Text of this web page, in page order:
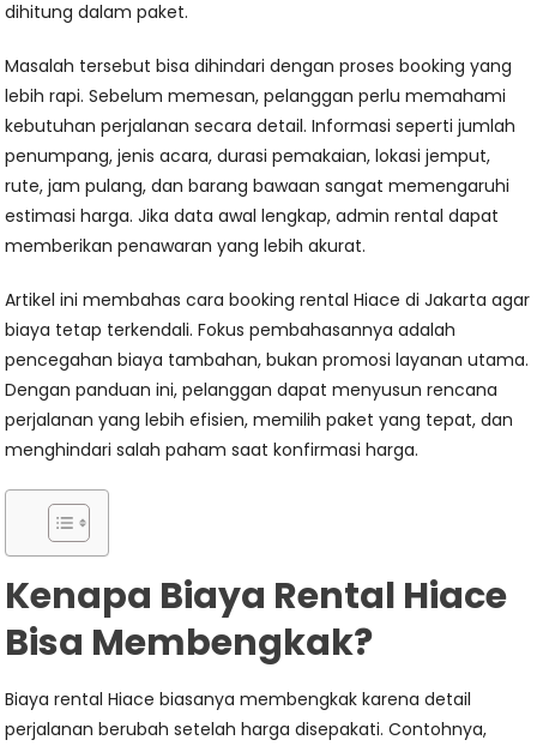
dihitung dalam paket.
Masalah tersebut bisa dihindari dengan proses booking yang
lebih rapi. Sebelum memesan, pelanggan perlu memahami
kebutuhan perjalanan secara detail. Informasi seperti jumlah
penumpang, jenis acara, durasi pemakaian, lokasi jemput,
rute, jam pulang, dan barang bawaan sangat memengaruhi
estimasi harga. Jika data awal lengkap, admin rental dapat
memberikan penawaran yang lebih akurat.
Artikel ini membahas cara booking rental Hiace di Jakarta agar
biaya tetap terkendali. Fokus pembahasannya adalah
pencegahan biaya tambahan, bukan promosi layanan utama.
Dengan panduan ini, pelanggan dapat menyusun rencana
perjalanan yang lebih efisien, memilih paket yang tepat, dan
menghindari salah paham saat konfirmasi harga.
Kenapa Biaya Rental Hiace
Bisa Membengkak?
Biaya rental Hiace biasanya membengkak karena detail
perjalanan berubah setelah harga disepakati. Contohnya,